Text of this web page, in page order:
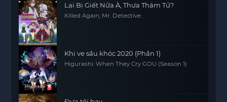
Lại Bị Giết Nữa À, Thưa Thám Tử?
Killed Again, Mr. Detective.
Khi ve sầu khóc 2020 (Phần 1)
Higurashi: When They Cry GOU (Season 1)